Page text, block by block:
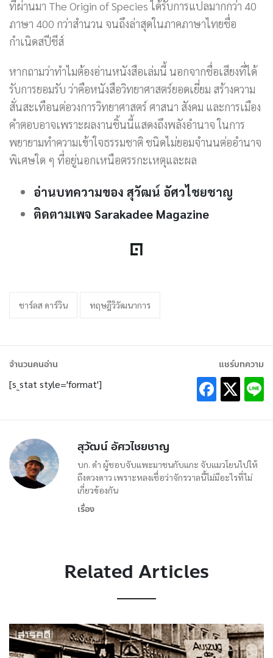
ที่ผ่านมา The Origin of Species ได้รับการแปลมากกว่า 40
ภาษา 400 กว่าสำนวน จนถึงล่าสุดในภาคภาษาไทยชื่อ
กำเนิดสปีชีส์
หากถามว่าทำไมต้องอ่านหนังสือเล่มนี้ นอกจากชื่อเสียงที่ได้
รับการยอมรับ ว่าคือหนังสือวิทยาศาสตร์ยอดเยี่ยม สร้างความ
สั่นสะเทือนต่อวงการวิทยาศาสตร์ ศาสนา สังคม และการเมือง
คำตอบอาจเพราะผลงานชิ้นนี้แสดงถึงพลังอำนาจ ในการ
พยายามทำความเข้าใจธรรมชาติ ชนิดไม่ยอมจำนนต่ออำนาจ
พิเศษใด ๆ ที่อยู่นอกเหนือตรรกะเหตุและผล
อ่านบทความของ สุวัฒน์ อัศวไชยชาญ
ติดตามเพจ Sarakadee Magazine
ชาร์ลส ดาร์วิน ทฤษฎีวิวัฒนาการ
จำนวนคนอ่าน
[s_stat style='format']
แชร์บทความ
สุวัฒน์ อัศวไชยชาญ
บก. ดำ ผู้ชอบจับแพะมาชนกับแกะ จับแมวโยนไปให้
ถึงดวงดาว เพราะหลงเชื่อว่าจักรวาลนี้ไม่มีอะไรที่ไม่
เกี่ยวข้องกัน
เรื่อง
Related Articles